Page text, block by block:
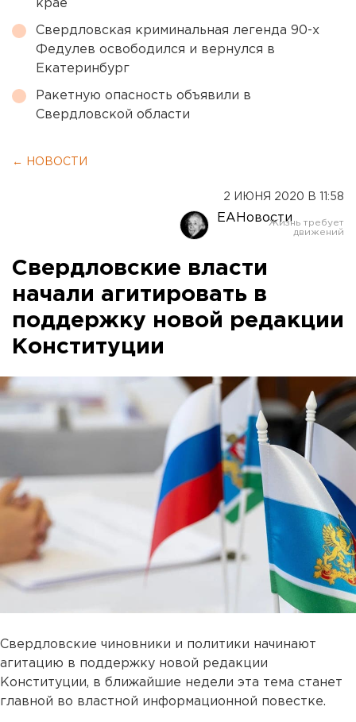
крае
Свердловская криминальная легенда 90-х
Федулев освободился и вернулся в
Екатеринбург
Ракетную опасность объявили в
Свердловской области
← НОВОСТИ
2 ИЮНЯ 2020 В 11:58
ЕАНовости
Свердловские власти
начали агитировать в
поддержку новой редакции
Конституции
Свердловские чиновники и политики начинают
агитацию в поддержку новой редакции
Конституции, в ближайшие недели эта тема станет
главной во властной информационной повестке.